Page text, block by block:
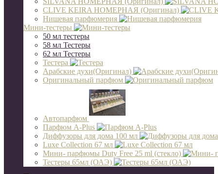
CLIVE KEIRA НОМЕРНАЯ (Оригинал)
Нишевая парфюмерия
Мини-тестеры
50 мл тестеры
58 мл Тестеры
62 мл Тестеры
Тестера
Арабские духи(Оригинал)
Оригинальный парфюм
Автопарфюм
Парфюм A-Plus
Диффузоры для дома 100 мл
Luxe Collection 67 мл
Мини- парфюмы Duty Free 25 ml (стекло)
Тестеры 65мл (ОАЭ)